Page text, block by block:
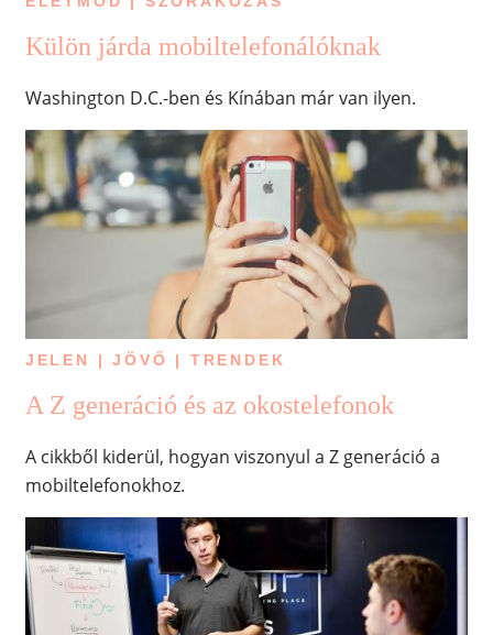
Külön járda mobiltelefonálóknak
Washington D.C.-ben és Kínában már van ilyen.
JELEN | JÖVŐ | TRENDEK
A Z generáció és az okostelefonok
A cikkből kiderül, hogyan viszonyul a Z generáció a
mobiltelefonokhoz.